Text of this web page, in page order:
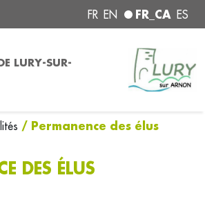
FR EN FR_CA ES
LURY-SUR-
/ Permanence des élus
DES ÉLUS